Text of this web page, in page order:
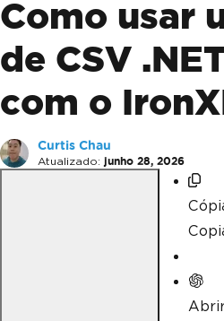
Como usar
de CSV
com o
Curtis Chau
Atualizado: junho 28, 2026